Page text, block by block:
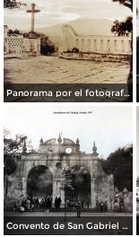
Panorama por el fotografo Hugo Brehme.
Convento de San Gabriel Alrededores de Cholula, Puebla 1947